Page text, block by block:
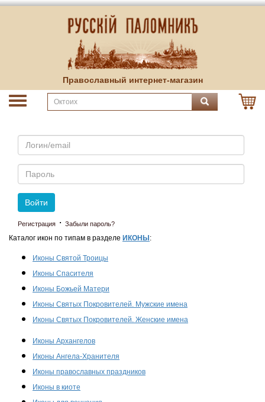
Православный интернет-магазин
Email
Пароль
Войти
Регистрация · Забыли пароль?
Каталог икон по типам в разделе ИКОНЫ :
Иконы Святой Троицы
Иконы Спасителя
Иконы Божьей Матери
Иконы Святых Покровителей. Мужские имена
Иконы Святых Покровителей. Женские имена
Иконы Архангелов
Иконы Ангела-Хранителя
Иконы православных праздников
Иконы в киоте